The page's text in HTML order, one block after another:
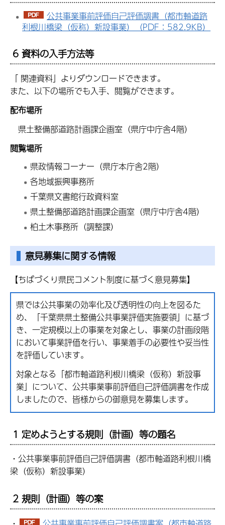
公共事業事前評価自己評価調書（都市軸道路
利根川橋梁（仮称）新設事業）（PDF：582.9KB）
6 資料の入手方法等
「 関連資料」よりダウンロードできます。
また、以下の場所でも入手、閲覧ができます。
配布場所
県土整備部道路計画課企画室（県庁中庁舎4階）
閲覧場所
県政情報コーナー（県庁本庁舎2階）
各地域振興事務所
千葉県文書館行政資料室
県土整備部道路計画課企画室（県庁中庁舎4階）
柏土木事務所（調整課）
意見募集に関する情報
【ちばづくり県民コメント制度に基づく意見募集】
県では公共事業の効率化及び透明性の向上を図るた
め、「千葉県県土整備公共事業評価実施要領」に基づ
き、一定規模以上の事業を対象とし、事業の計画段階
において事業評価を行い、事業着手の必要性や妥当性
を評価しています。
対象となる「都市軸道路利根川橋梁（仮称）新設事
業」について、公共事業事前評価自己評価調書を作成
しましたので、皆様からの御意見を募集します。
1 定めようとする規則（計画）等の題名
・公共事業事前評価自己評価調書（都市軸道路利根川橋
梁（仮称）新設事業）
2 規則（計画）等の案